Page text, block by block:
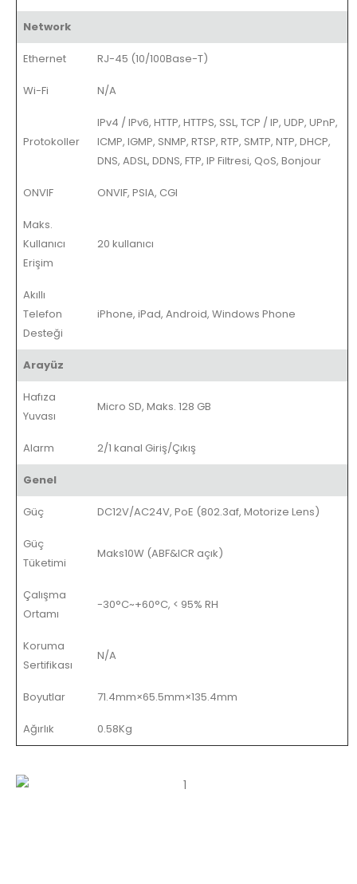
Network
Ethernet RJ-45 (10/100Base-T)
Wi-Fi N/A
Protokoller
IPv4 / IPv6, HTTP, HTTPS, SSL, TCP / IP, UDP, UPnP,
ICMP, IGMP, SNMP, RTSP, RTP, SMTP, NTP, DHCP,
DNS, ADSL, DDNS, FTP, IP Filtresi, QoS, Bonjour
ONVIF ONVIF, PSIA, CGI
Maks.
Kullanıcı
Erişim
20 kullanıcı
Akıllı
Telefon
Desteği
iPhone, iPad, Android, Windows Phone
Arayüz
Hafıza
Yuvası
Micro SD, Maks. 128 GB
Alarm 2/1 kanal Giriş/Çıkış
Genel
Güç DC12V/AC24V, PoE (802.3af, Motorize Lens)
Güç
Tüketimi
Maks10W (ABF&ICR açık)
Çalışma
Ortamı
-30°C~+60°C, < 95% RH
Koruma
Sertifikası
N/A
Boyutlar 71.4mm×65.5mm×135.4mm
Ağırlık 0.58Kg